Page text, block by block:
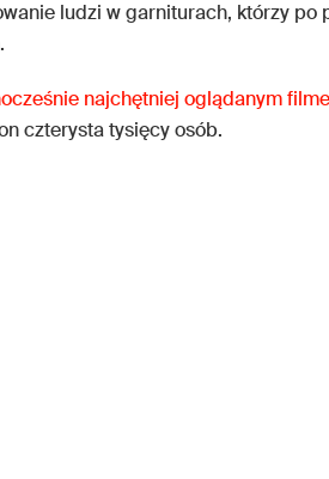
ludzi w garniturach, którzy po
najchętniej oglądanym
czterysta tysięcy osób.